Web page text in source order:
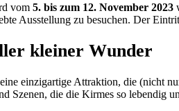
vom 5. bis zum 12. November 2023
Ausstellung zu besuchen. Der
kleiner Wunder
einzigartige Attraktion, die (nicht nur
Szenen, die die Kirmes so lebendig